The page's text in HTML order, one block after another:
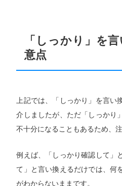
「しっかり」を
意点
上記では、「しっかり」を言い
介しましたが、ただ「しっかり
不十分になることもあるため、
例えば、「しっかり確認して」
て」と言い換えるだけでは、何
がわからないままです。